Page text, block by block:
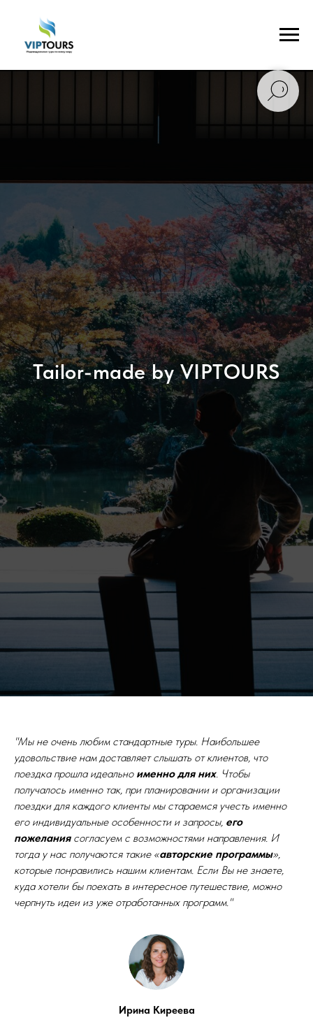
Tailor-made by VIPTOURS
"Мы не очень любим стандартные туры. Наибольшее
удовольствие нам доставляет слышать от клиентов, что
поездка прошла идеально именно для них. Чтобы
получалось именно так, при планировании и организации
поездки для каждого клиенты мы стараемся учесть именно
его индивидуальные особенности и запросы, его
пожеланиясогласуем с возможностями направления. И
тогда у нас получаются такие «авторские программы»,
которые понравились нашим клиентам. Если Вы не знаете,
куда хотели бы поехать в интересное путешествие, можно
черпнуть идеи из уже отработанных программ."
Ирина Киреева